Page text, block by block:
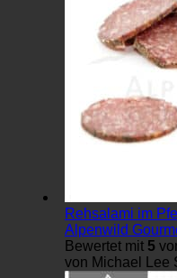
Rehsalami im
Alpenwild
Bewertet mit 5
von Michael Lee